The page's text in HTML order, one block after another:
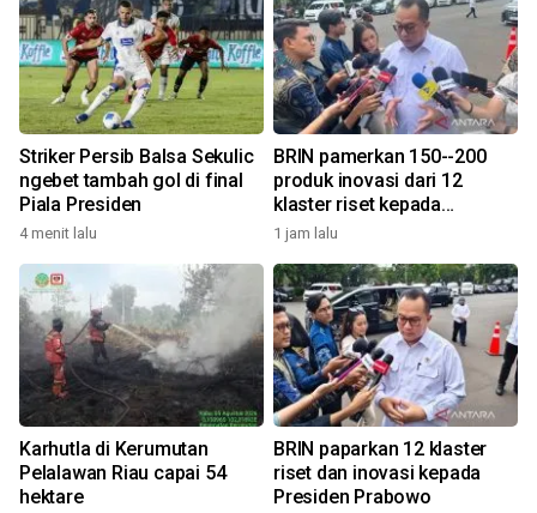
Striker Persib Balsa Sekulic
ngebet tambah gol di final
Piala Presiden
4 menit lalu
BRIN pamerkan 150--200
produk inovasi dari 12
klaster riset kepada
Presiden
1 jam lalu
Karhutla di Kerumutan
Pelalawan Riau capai 54
hektare
BRIN paparkan 12 klaster
riset dan inovasi kepada
Presiden Prabowo